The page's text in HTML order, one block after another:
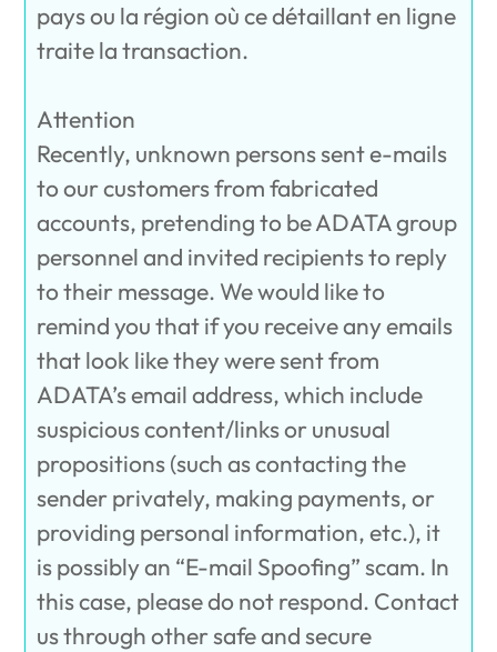
pays ou la région où ce détaillant en ligne
traite la transaction.
Attention
Recently, unknown persons sent e-mails
to our customers from fabricated
accounts, pretending to be ADATA group
personnel and invited recipients to reply
to their message. We would like to
remind you that if you receive any emails
that look like they were sent from
ADATA’s email address, which include
suspicious content/links or unusual
propositions (such as contacting the
sender privately, making payments, or
providing personal information, etc.), it
is possibly an “E-mail Spoofing” scam. In
this case, please do not respond. Contact
us through other safe and secure